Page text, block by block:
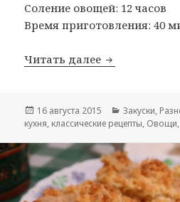
Соление овощей: 12 часов
Время приготовления: 40
Читать далее
Опубликовано
16 августа 2015 Рубрики
Закуски,
кухня, классические рецепты, Овощи,